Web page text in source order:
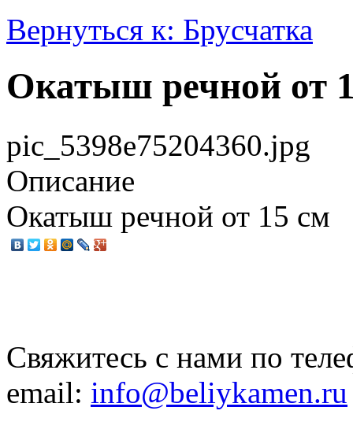
Вернуться к: Брусчатка
Окатыш речной от
pic_5398e75204360.jpg
Описание
Окатыш речной от 15 см
Свяжитесь с нами по
email: info@beliykamen.ru